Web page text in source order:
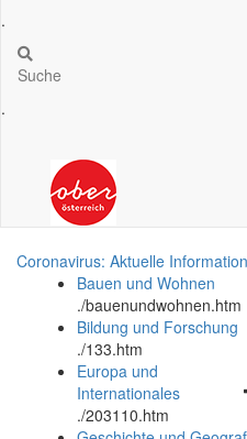
.
Suche
.
Coronavirus: Aktuelle
Bauen und Wohnen
./bauenundwohnen.htm
Bildung und Forschung
./133.htm
Europa und
Internationales
./203110.htm